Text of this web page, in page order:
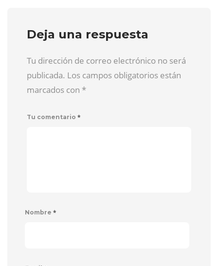
Deja una respuesta
Tu dirección de correo electrónico no será
publicada. Los campos obligatorios están
marcados con *
Tu comentario *
Nombre *